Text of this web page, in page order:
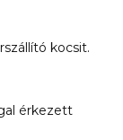
kocsit.
érkezett